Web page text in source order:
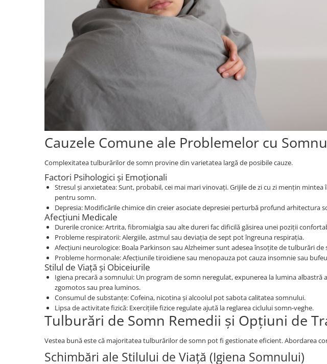
Cauzele Comune ale Problemelor cu
Complexitatea tulburărilor de somn provine din varietatea largă de posibile cauze.
Factori Psihologici și Emoționali
Stresul și anxietatea: Sunt, probabil, cei mai mari vinovați. Grijile de zi cu zi mențin
pentru somn.
Depresia: Modificările chimice din creier asociate depresiei perturbă profund arhitectura
Afecțiuni Medicale
Durerile cronice: Artrita, fibromialgia sau alte dureri fac dificilă găsirea unei poziții
Probleme respiratorii: Alergiile, astmul sau deviația de sept pot îngreuna respirația.
Afecțiuni neurologice: Boala Parkinson sau Alzheimer sunt adesea însoțite de tulburări de
Probleme hormonale: Afecțiunile tiroidiene sau menopauza pot cauza insomnie sau
Stilul de Viață și Obiceiurile
Igiena precară a somnului: Un program de somn neregulat, expunerea la lumina
zgomotos sau prea luminos.
Consumul de substanțe: Cofeina, nicotina și alcoolul pot sabota calitatea somnului.
Lipsa de activitate fizică: Exercițiile fizice regulate ajută la reglarea ciclului somn-veghe.
Tulburări de Somn Remedii și Opțiuni de
Vestea bună este că majoritatea tulburărilor de somn pot fi gestionate eficient. Abordarea
Schimbări ale Stilului de Viață (Igiena Somnului)